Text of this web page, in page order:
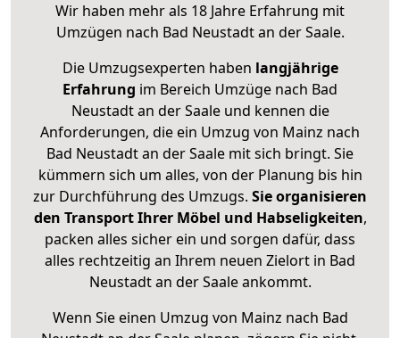
Wir haben mehr als 18 Jahre Erfahrung mit
Umzügen nach Bad Neustadt an der Saale.
Die Umzugsexperten haben langjährige
Erfahrung im Bereich Umzüge nach Bad
Neustadt an der Saale und kennen die
Anforderungen, die ein Umzug von Mainz nach
Bad Neustadt an der Saale mit sich bringt. Sie
kümmern sich um alles, von der Planung bis hin
zur Durchführung des Umzugs. Sie organisieren
den Transport Ihrer Möbel und Habseligkeiten,
packen alles sicher ein und sorgen dafür, dass
alles rechtzeitig an Ihrem neuen Zielort in Bad
Neustadt an der Saale ankommt.
Wenn Sie einen Umzug von Mainz nach Bad